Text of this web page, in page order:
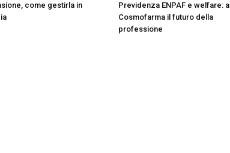
come gestirla in
Previdenza ENPAF e welfare: a
Cosmofarma il futuro della
professione